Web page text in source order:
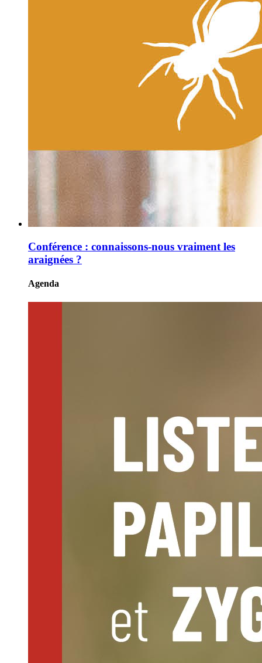
Conférence : connaissons-nous vraiment les
araignées ?
Agenda